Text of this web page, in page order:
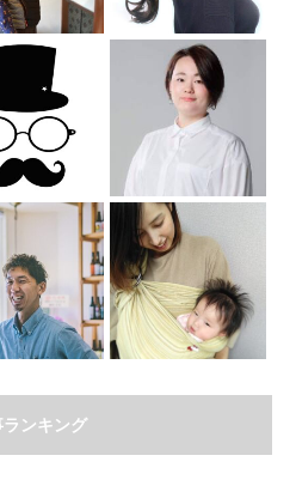
ランキング